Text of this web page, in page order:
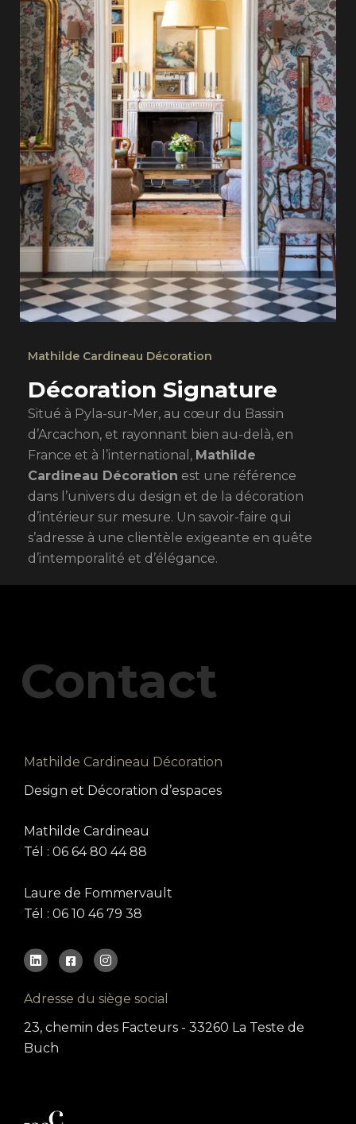
Mathilde Cardineau Décoration
Décoration Signature
Situé à Pyla-sur-Mer, au cœur du Bassin
d’Arcachon, et rayonnant bien au-delà, en
France et à l’international, Mathilde
Cardineau Décoration est une référence
dans l’univers du design et de la décoration
d’intérieur sur mesure. Un savoir-faire qui
s’adresse à une clientèle exigeante en quête
d’intemporalité et d’élégance.
Contact
Mathilde Cardineau Décoration
Design et Décoration d’espaces
Mathilde Cardineau
Tél : 06 64 80 44 88
Laure de Fommervault
Tél : 06 10 46 79 38
Adresse du siège social
23, chemin des Facteurs - 33260 La Teste de
Buch